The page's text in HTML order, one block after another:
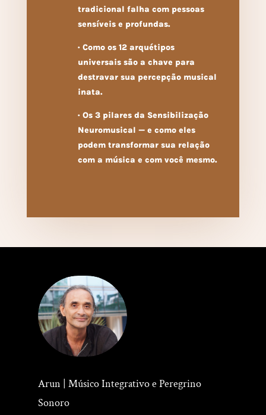
tradicional falha com pessoas
sensíveis e profundas.
· Como os 12 arquétipos
universais são a chave para
destravar sua percepção musical
inata.
· Os 3 pilares da Sensibilização
Neuromusical — e como eles
podem transformar sua relação
com a música e com você mesmo.
Arun | Músico Integrativo e Peregrino
Sonoro